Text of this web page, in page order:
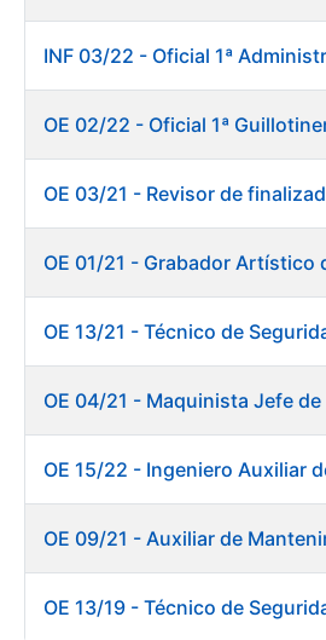
OE 02/22 - Oficial 1ª
OE 01/21 - Grabador Artístico